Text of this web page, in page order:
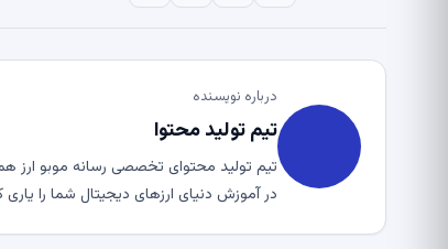
درباره نویسنده
تیم تولید محتوا
تیم تولید محتوای تخصصی رسانه موبو ارز
در آموزش دنیای ارزهای دیجیتال شما را یاری